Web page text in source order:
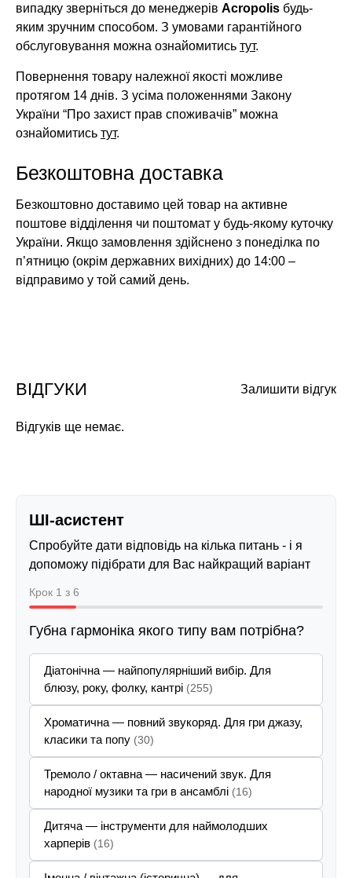
випадку зверніться до менеджерів Acropolis будь-
яким зручним способом. З умовами гарантійного
обслуговування можна ознайомитись тут.
Повернення товару належної якості можливе
протягом 14 днів. З усіма положеннями Закону
України “Про захист прав споживачів” можна
ознайомитись тут.
Безкоштовна доставка
Безкоштовно доставимо цей товар на активне
поштове відділення чи поштомат у будь-якому куточку
України. Якщо замовлення здійснено з понеділка по
п’ятницю (окрім державних вихідних) до 14:00 –
відправимо у той самий день.
Залишити відгук
ВІДГУКИ
Відгуків ще немає.
ШІ-асистент
Спробуйте дати відповідь на кілька питань - і я
допоможу підібрати для Вас найкращий варіант
Крок 1 з 6
Губна гармоніка якого типу вам потрібна?
Діатонічна — найпопулярніший вибір. Для
блюзу, року, фолку, кантрі (255)
Хроматична — повний звукоряд. Для гри джазу,
класики та попу (30)
Тремоло / октавна — насичений звук. Для
народної музики та гри в ансамблі (16)
Дитяча — інструменти для наймолодших
харперів (16)